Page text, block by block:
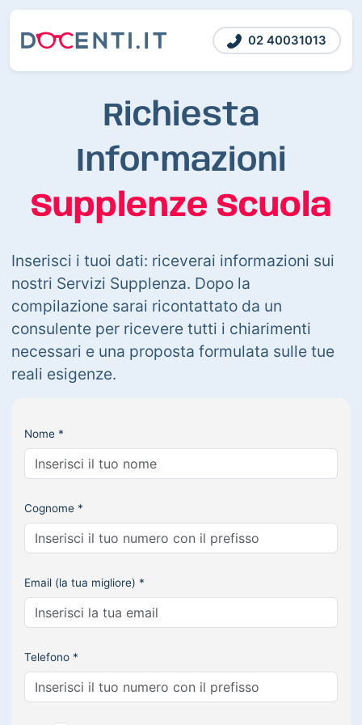
02 40031013
Richiesta
Informazioni
Supplenze Scuola
Inserisci i tuoi dati: riceverai informazioni sui
nostri Servizi Supplenza. Dopo la
compilazione sarai ricontattato da un
consulente per ricevere tutti i chiarimenti
necessari e una proposta formulata sulle tue
reali esigenze.
Nome *
Cognome *
Email (la tua migliore) *
Telefono *